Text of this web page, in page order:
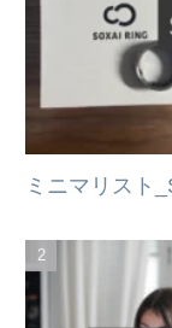
ミニマリスト